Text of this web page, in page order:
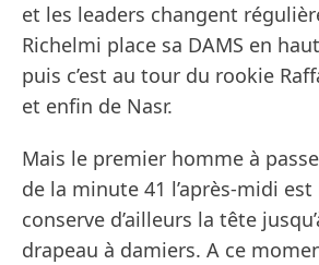
et les leaders changent
Richelmi place sa DAMS en
puis c’est au tour du rookie
et enfin de Nasr.
Mais le premier homme à
de la minute 41 l’après-midi
conserve d’ailleurs la tête
drapeau à damiers. A ce